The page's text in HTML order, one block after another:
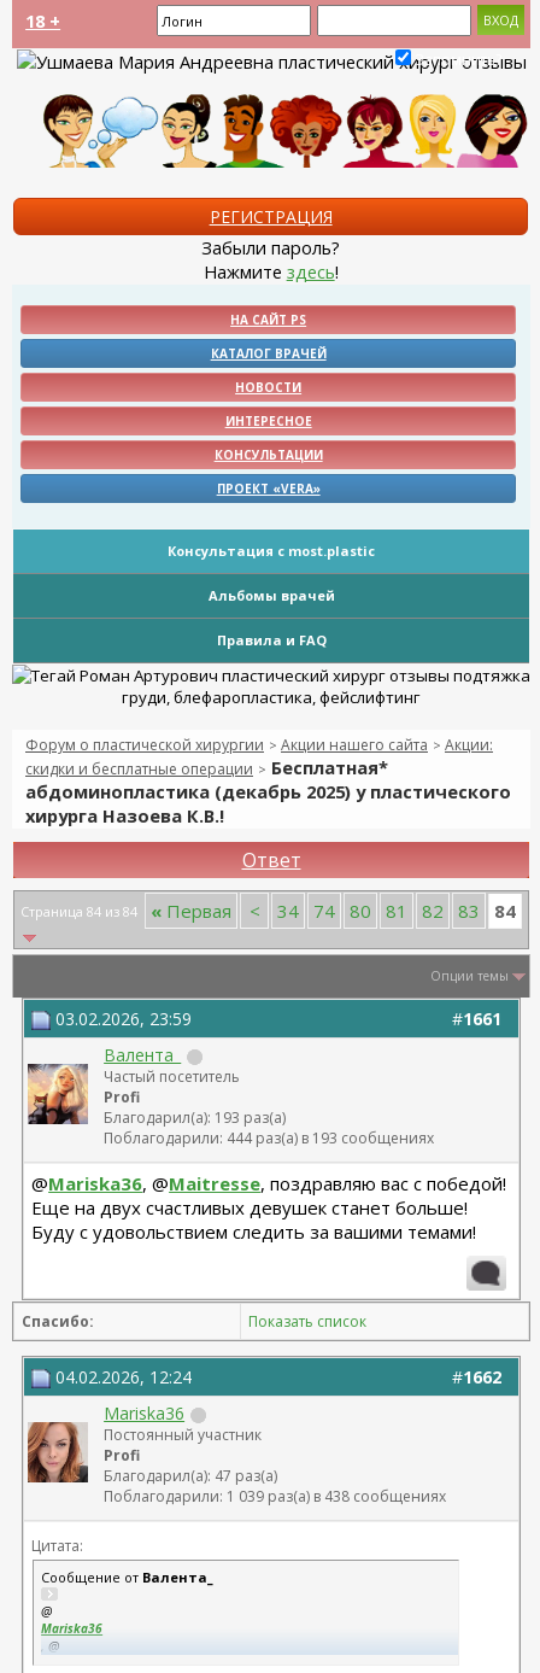
18 +
Запомнить?
РЕГИСТРАЦИЯ
Забыли пароль?
Нажмите здесь!
НА САЙТ PS
КАТАЛОГ ВРАЧЕЙ
НОВОСТИ
ИНТЕРЕСНОЕ
КОНСУЛЬТАЦИИ
ПРОЕКТ «VERA»
Консультация с most.plastic
Альбомы врачей
Правила и FAQ
Форум о пластической хирургии > Акции нашего сайта > Акции:
скидки и бесплатные операции > Бесплатная*
абдоминопластика (декабрь 2025) у пластического
хирурга Назоева К.В.!
Ответ
Страница 84 из 84 « Первая < 34 74 80 81 82 83 84
Опции темы
#1661
03.02.2026, 23:59
Валента_
Частый посетитель
Profi
Благодарил(а): 193 раз(а)
Поблагодарили: 444 раз(а) в 193 сообщениях
@Mariska36, @Maitresse, поздравляю вас с победой!
Еще на двух счастливых девушек станет больше!
Буду с удовольствием следить за вашими темами!
Спасибо: Показать список
#1662
04.02.2026, 12:24
Mariska36
Постоянный участник
Profi
Благодарил(а): 47 раз(а)
Поблагодарили: 1 039 раз(а) в 438 сообщениях
Цитата:
Сообщение от Валента_
@
Mariska36
, @